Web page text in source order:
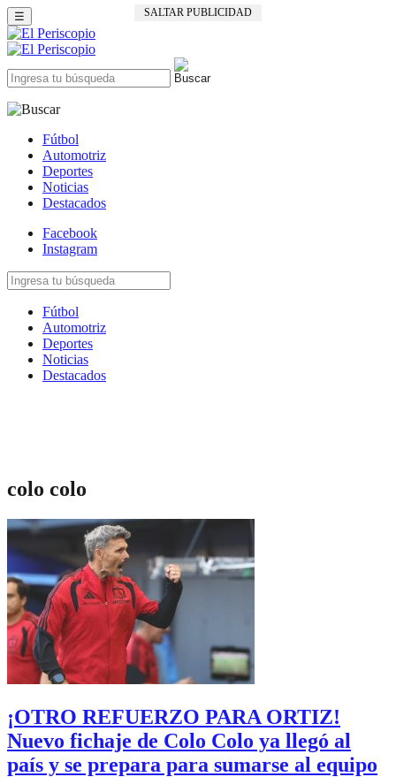
SALTAR PUBLICIDAD
☰
Fútbol
Automotriz
Deportes
Noticias
Destacados
Facebook
Instagram
Fútbol
Automotriz
Deportes
Noticias
Destacados
colo colo
¡OTRO REFUERZO PARA ORTIZ!
Nuevo fichaje de Colo Colo ya llegó al
país y se prepara para sumarse al equipo